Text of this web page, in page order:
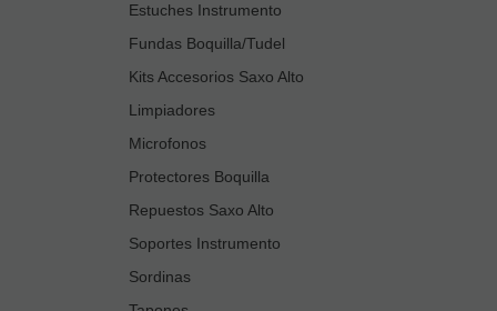
Estuches Instrumento
Fundas Boquilla/Tudel
Kits Accesorios Saxo Alto
Limpiadores
Microfonos
Protectores Boquilla
Repuestos Saxo Alto
Soportes Instrumento
Sordinas